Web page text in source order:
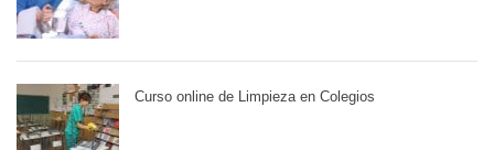
Curso online de Limpieza en Colegios